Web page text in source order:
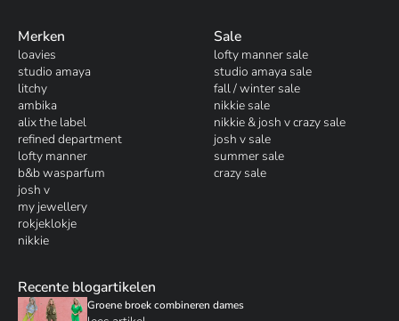
Merken
loavies
studio amaya
litchy
ambika
alix the label
refined department
lofty manner
b&b wasparfum
josh v
my jewellery
rokjeklokje
nikkie
Sale
lofty manner sale
studio amaya sale
fall / winter sale
nikkie sale
nikkie & josh v crazy sale
josh v sale
summer sale
crazy sale
Recente blogartikelen
Groene broek combineren dames